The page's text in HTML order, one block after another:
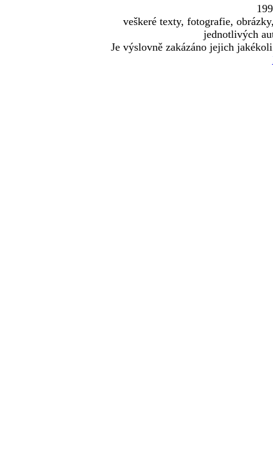
veškeré texty, fotografie,
jednotlivých
Je výslovně zakázáno jejich